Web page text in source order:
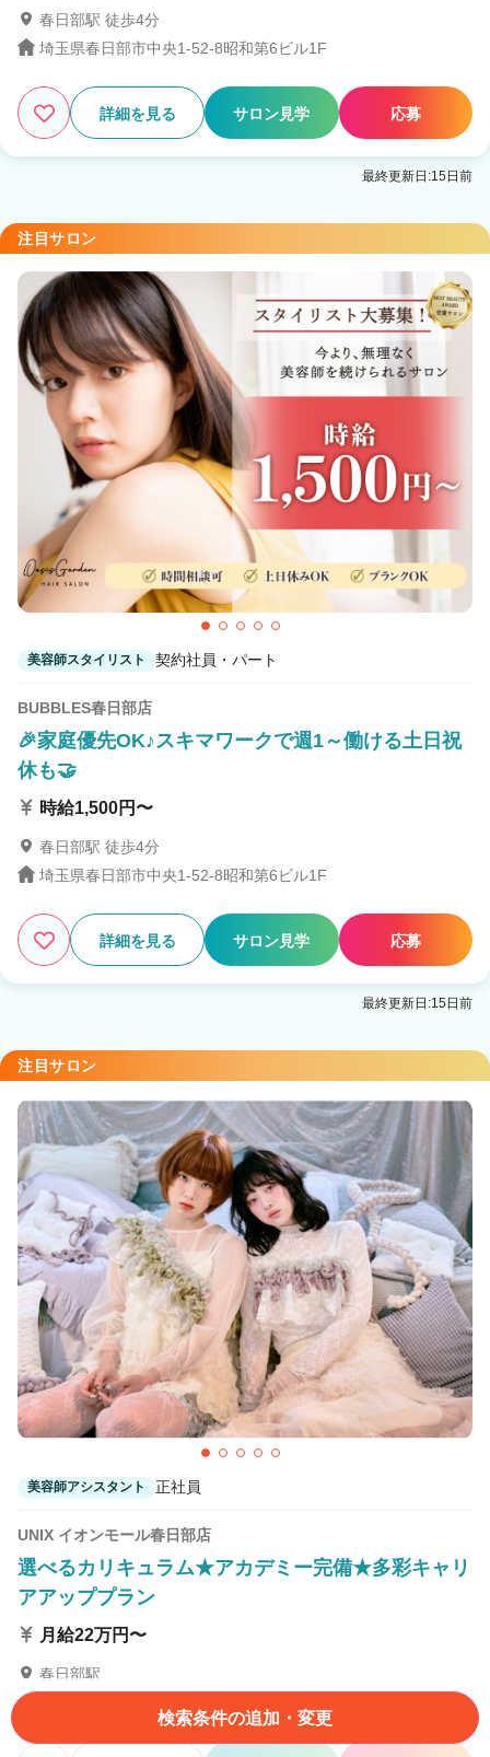
春日部駅 徒歩4分
埼玉県春日部市中央1-52-8昭和第6ビル1F
詳細を見る サロン見学 応募
最終更新日:15日前
注目サロン
美容師スタイリスト 契約社員・パート
BUBBLES春日部店
🎉家庭優先OK♪スキマワークで週1～働ける土日祝
休も🤝
時給1,500円〜
春日部駅 徒歩4分
埼玉県春日部市中央1-52-8昭和第6ビル1F
詳細を見る サロン見学 応募
最終更新日:15日前
注目サロン
美容師アシスタント 正社員
UNIX イオンモール春日部店
選べるカリキュラム★アカデミー完備★多彩キャリ
アアッププラン
月給22万円〜
春日部駅
検索条件の追加・変更